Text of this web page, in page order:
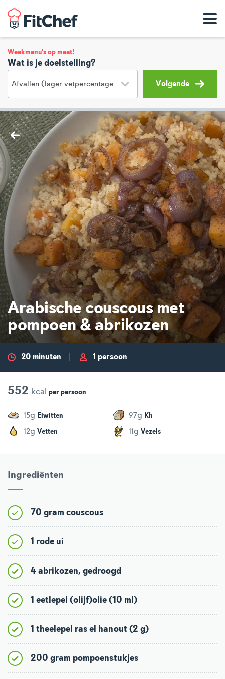
Weekmenu's op maat!
Wat is je doelstelling?
Volgende
Arabische couscous met
pompoen & abrikozen
20 minuten 1 persoon
552 kcal per persoon
15g Eiwitten 97g Kh
12g Vetten 11g Vezels
Ingrediënten
70 gram couscous
1 rode ui
4 abrikozen, gedroogd
1 eetlepel (olijf)olie (10 ml)
1 theelepel ras el hanout (2 g)
200 gram pompoenstukjes